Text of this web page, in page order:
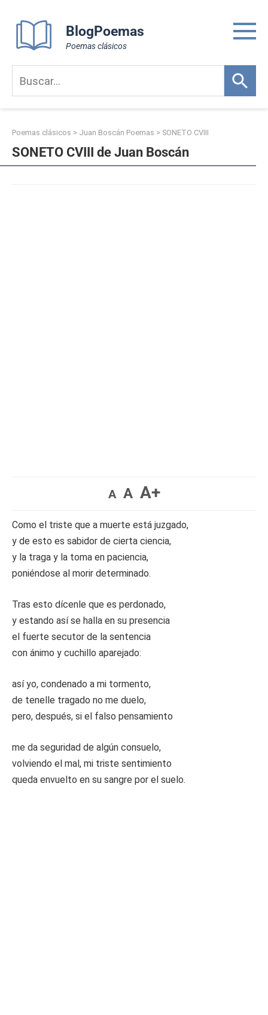
content
BlogPoemas
Poemas clásicos
Poemas clásicos > Juan Boscán Poemas > SONETO CVIII
SONETO CVIII de Juan Boscán
A A A+
Como el triste que a muerte está juzgado,
y de esto es sabidor de cierta ciencia,
y la traga y la toma en paciencia,
poniéndose al morir determinado.
Tras esto dícenle que es perdonado,
y estando así se halla en su presencia
el fuerte secutor de la sentencia
con ánimo y cuchillo aparejado:
así yo, condenado a mi tormento,
de tenelle tragado no me duelo,
pero, después, si el falso pensamiento
me da seguridad de algún consuelo,
volviendo el mal, mi triste sentimiento
queda envuelto en su sangre por el suelo.